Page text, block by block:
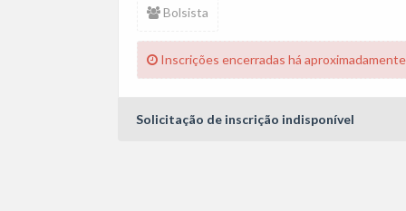
Bolsista
Inscrições encerradas há
Solicitação de inscrição indisponível